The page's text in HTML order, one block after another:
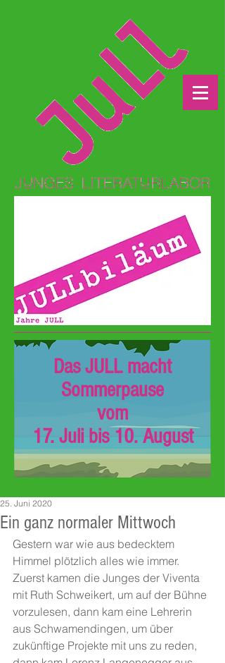
Das JULL macht
Sommerpause
vom
17. Juli bis 10. August
Ein ganz normaler Mittwoch
25. Juni 2020
Gestern war wie aus bedecktem
Himmel plötzlich alles wie immer.
Zuerst kamen die Junges der Viventa
mit Ruth Schweikert, um auf der Bühne
vorzulesen, dann kam eine Lehrerin
aus Schwamendingen, um über
zukünftige Projekte mit uns zu reden,